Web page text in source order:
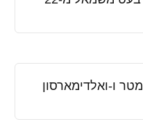
קינדה בעט בשמאל מכ-18 מטר ו-ואלדימארסון